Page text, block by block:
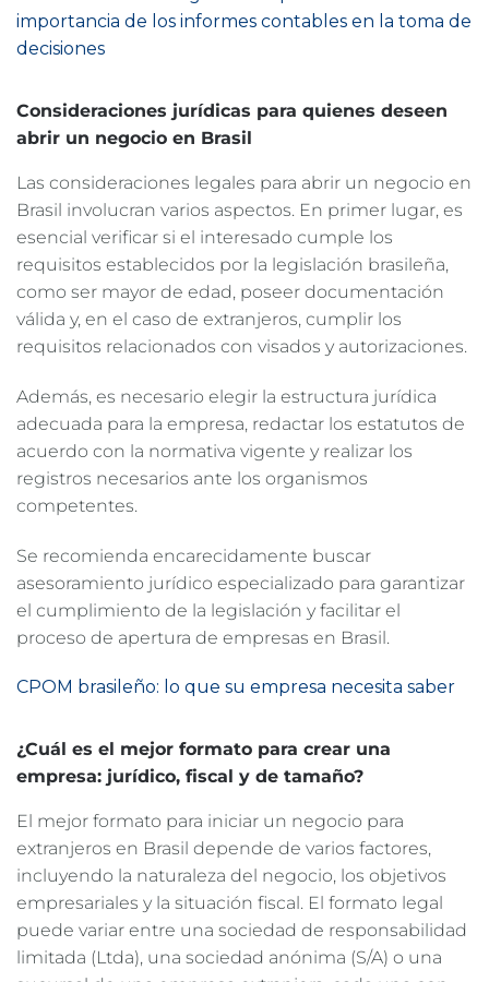
importancia de los informes contables en la toma de
decisiones
Consideraciones jurídicas para quienes deseen
abrir un negocio en Brasil
Las consideraciones legales para abrir un negocio en
Brasil involucran varios aspectos. En primer lugar, es
esencial verificar si el interesado cumple los
requisitos establecidos por la legislación brasileña,
como ser mayor de edad, poseer documentación
válida y, en el caso de extranjeros, cumplir los
requisitos relacionados con visados y autorizaciones.
Además, es necesario elegir la estructura jurídica
adecuada para la empresa, redactar los estatutos de
acuerdo con la normativa vigente y realizar los
registros necesarios ante los organismos
competentes.
Se recomienda encarecidamente buscar
asesoramiento jurídico especializado para garantizar
el cumplimiento de la legislación y facilitar el
proceso de apertura de empresas en Brasil.
CPOM brasileño: lo que su empresa necesita saber
¿Cuál es el mejor formato para crear una
empresa: jurídico, fiscal y de tamaño?
El mejor formato para iniciar un negocio para
extranjeros en Brasil depende de varios factores,
incluyendo la naturaleza del negocio, los objetivos
empresariales y la situación fiscal. El formato legal
puede variar entre una sociedad de responsabilidad
limitada (Ltda), una sociedad anónima (S/A) o una